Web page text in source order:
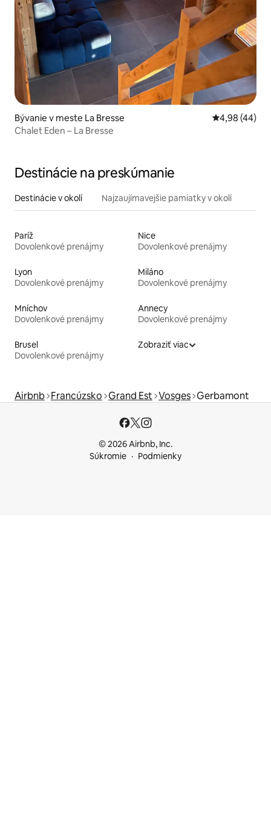
Bývanie v meste La Bresse Priemerné
4,98 (44)
Chalet Eden – La Bresse
Destinácie na preskúmanie
Destinácie v okolí Najzaujímavejšie pamiatky v okolí
Paríž
Dovolenkové prenájmy
Nice
Dovolenkové prenájmy
Lyon
Dovolenkové prenájmy
Miláno
Dovolenkové prenájmy
Mníchov
Dovolenkové prenájmy
Annecy
Dovolenkové prenájmy
Brusel
Dovolenkové prenájmy
Zobraziť viac
Airbnb Francúzsko Grand Est Vosges Gerbamont
© 2026 Airbnb, Inc.
Súkromie
Podmienky